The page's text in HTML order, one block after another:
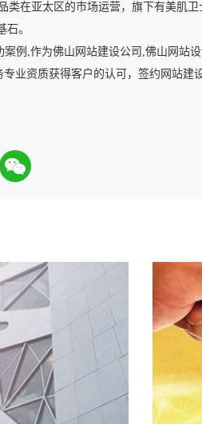
在亚太区的市场运营，旗下有美肌卫
。
例,作为佛山网站建设公司,佛山网站
业资质获得客户的认可，签约网站建设
